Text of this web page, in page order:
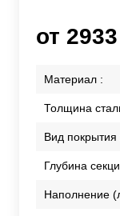
от
Материал :
Толщина
Вид покрытия
Глубина
Наполнение